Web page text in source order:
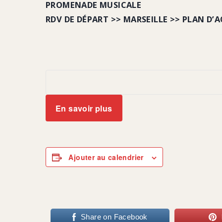
PROMENADE MUSICALE
RDV DE DÉPART >> MARSEILLE >> PLAN
En savoir plus
Ajouter au calendrier
Share on Facebook